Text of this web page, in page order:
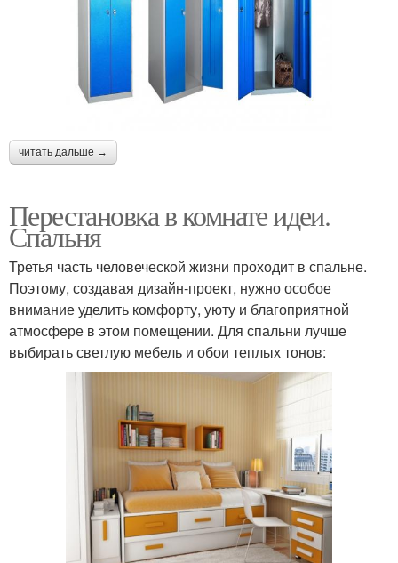
читать дальше →
Перестановка в комнате идеи.
Спальня
Третья часть человеческой жизни проходит в спальне.
Поэтому, создавая дизайн-проект, нужно особое
внимание уделить комфорту, уюту и благоприятной
атмосфере в этом помещении. Для спальни лучше
выбирать светлую мебель и обои теплых тонов: